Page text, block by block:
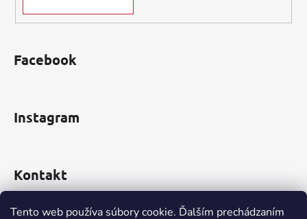
Tento web používa súbory cookie. Ďalším prechádzaním
Facebook
Instagram
Kontakt
obchod@incomp.sk